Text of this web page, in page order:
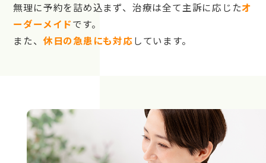
無理に予約を詰め込まず、治療は全て主訴に応じたオ
ーダーメイドです。
また、 休日の急患にも対応しています。